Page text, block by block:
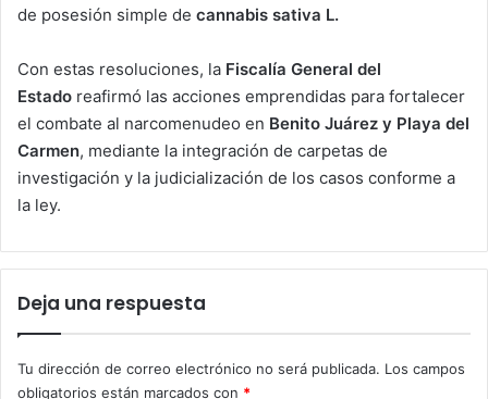
de posesión simple de cannabis sativa L.
Con estas resoluciones, la Fiscalía General del
Estado reafirmó las acciones emprendidas para fortalecer
el combate al narcomenudeo en Benito Juárez y Playa del
Carmen, mediante la integración de carpetas de
investigación y la judicialización de los casos conforme a
la ley.
Deja una respuesta
Tu dirección de correo electrónico no será publicada. Los campos
obligatorios están marcados con *